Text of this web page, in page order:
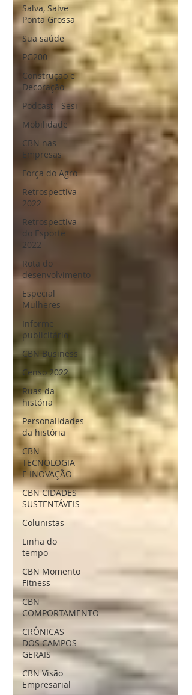
Salva, Salve
Ponta Grossa
Sua saúde
PG200
Construção e
Decoração
Podcast - Sesi
Mobilidade
CBN nas
Empresas
Força do Agro
Retrospectiva
2022
Retrospectiva
do Esporte
2022
Rota do
desenvolvimento
Especial
Mulheres
Informe
publicitário
CBN Business
Censo 2022
Ruas da
história
Personalidades
da história
CBN
TECNOLOGIA
E INOVAÇÃO
CBN CIDADES
SUSTENTÁVEIS
Colunistas
Linha do
tempo
CBN Momento
Fitness
CBN
COMPORTAMENTO
CRÔNICAS
DOS CAMPOS
GERAIS
CBN Visão
Empresarial